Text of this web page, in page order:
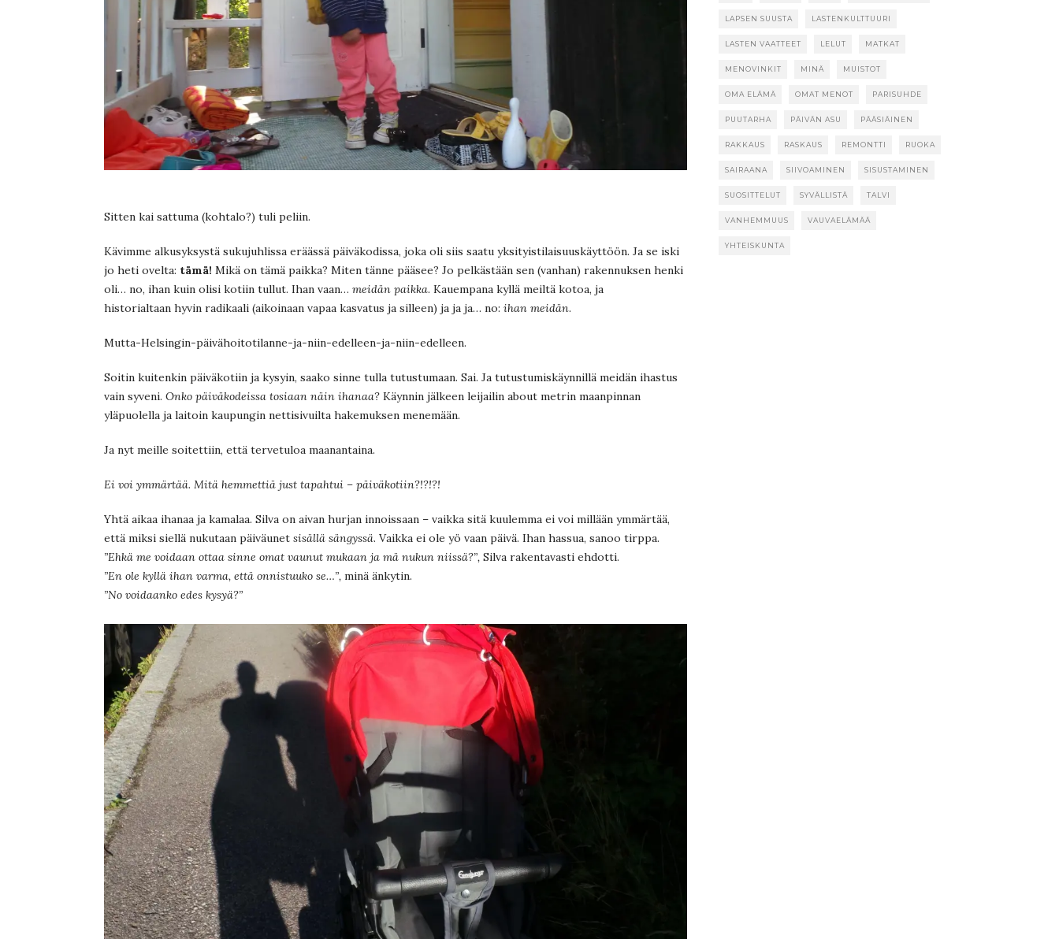
Sitten kai sattuma (kohtalo?) tuli peliin.
Kävimme alkusyksystä sukujuhlissa eräässä päiväkodissa, joka oli siis saatu yksityistilaisuuskäyttöön. Ja se iski
jo heti ovelta: tämä! Mikä on tämä paikka? Miten tänne pääsee? Jo pelkästään sen (vanhan) rakennuksen henki
oli… no, ihan kuin olisi kotiin tullut. Ihan vaan… meidän paikka. Kauempana kyllä meiltä kotoa, ja
historialtaan hyvin radikaali (aikoinaan vapaa kasvatus ja silleen) ja ja ja… no: ihan meidän.
Mutta-Helsingin-päivähoitotilanne-ja-niin-edelleen-ja-niin-edelleen.
Soitin kuitenkin päiväkotiin ja kysyin, saako sinne tulla tutustumaan. Sai. Ja tutustumiskäynnillä meidän ihastus
vain syveni. Onko päiväkodeissa tosiaan näin ihanaa? Käynnin jälkeen leijailin about metrin maanpinnan
yläpuolella ja laitoin kaupungin nettisivuilta hakemuksen menemään.
Ja nyt meille soitettiin, että tervetuloa maanantaina.
Ei voi ymmärtää. Mitä hemmettiä just tapahtui – päiväkotiin?!?!?!
Yhtä aikaa ihanaa ja kamalaa. Silva on aivan hurjan innoissaan – vaikka sitä kuulemma ei voi millään ymmärtää,
että miksi siellä nukutaan päiväunet sisällä sängyssä. Vaikka ei ole yö vaan päivä. Ihan hassua, sanoo tirppa.
”Ehkä me voidaan ottaa sinne omat vaunut mukaan ja mä nukun niissä?”, Silva rakentavasti ehdotti.
”En ole kyllä ihan varma, että onnistuuko se…”, minä änkytin.
”No voidaanko edes kysyä?”
LAPSEN SUUSTA LASTENKULTTUURI
LASTEN VAATTEET LELUT MATKAT
MENOVINKIT MINÄ MUISTOT
OMA ELÄMÄ OMAT MENOT PARISUHDE
PUUTARHA PÄIVÄN ASU PÄÄSIÄINEN
RAKKAUS RASKAUS REMONTTI RUOKA
SAIRAANA SIIVOAMINEN SISUSTAMINEN
SUOSITTELUT SYVÄLLISTÄ TALVI
VANHEMMUUS VAUVAELÄMÄÄ
YHTEISKUNTA